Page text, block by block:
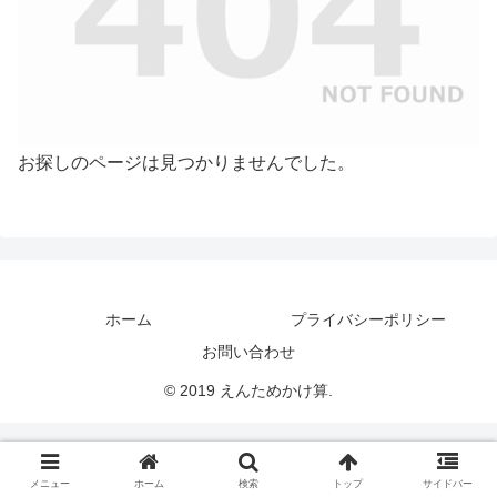
お探しのページは見つかりませんでした。
ホーム
プライバシーポリシー
お問い合わせ
© 2019 えんためかけ算.
メニュー ホーム 検索 トップ サイドバー